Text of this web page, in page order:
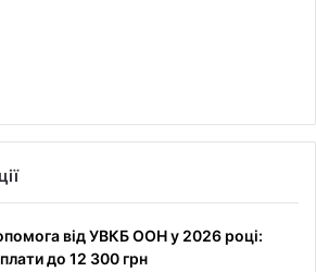
від УВКБ ООН у 2026 році:
до 12 300 грн